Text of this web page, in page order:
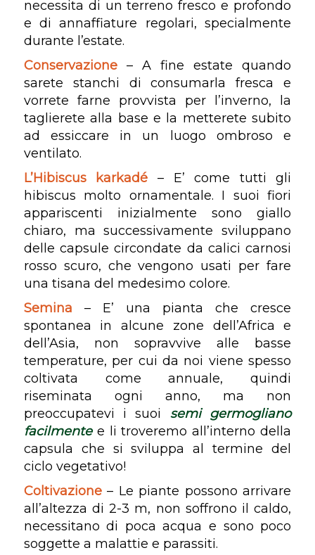
necessita di un terreno fresco e profondo
e di annaffiature regolari, specialmente
durante l’estate.
Conservazione– A fine estate quando
sarete stanchi di consumarla fresca e
vorrete farne provvista per l’inverno, la
taglierete alla base e la metterete subito
ad essiccare in un luogo ombroso e
ventilato.
L’Hibiscus karkadé – E’ come tutti gli
hibiscus molto ornamentale. I suoi fiori
appariscenti inizialmente sono giallo
chiaro, ma successivamente sviluppano
delle capsule circondate da calici carnosi
rosso scuro, che vengono usati per fare
una tisana del medesimo colore.
Semina – E’ una pianta che cresce
spontanea in alcune zone dell’Africa e
dell’Asia, non sopravvive alle basse
temperature, per cui da noi viene spesso
coltivata come annuale, quindi
riseminata ogni anno, ma non
preoccupatevi i suoi semi germogliano
facilmente e li troveremo all’interno della
capsula che si sviluppa al termine del
ciclo vegetativo!
Coltivazione– Le piante possono arrivare
all’altezza di 2-3 m, non soffrono il caldo,
necessitano di poca acqua e sono poco
soggette a malattie e parassiti.